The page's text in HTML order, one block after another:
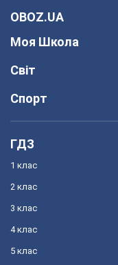
OBOZ.UA
Моя Школа
Світ
Спорт
ГДЗ
1 клас
2 клас
3 клас
4 клас
5 клас